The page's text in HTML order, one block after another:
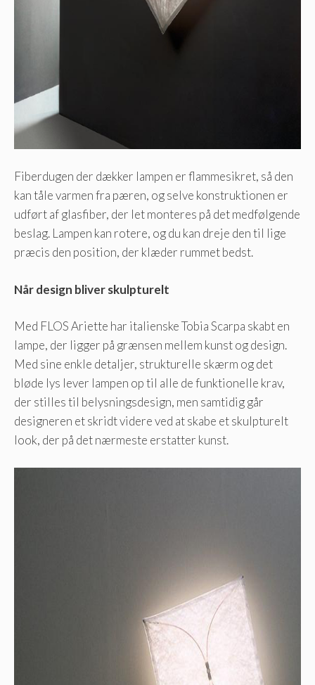
Fiberdugen der dækker lampen er flammesikret, så den
kan tåle varmen fra pæren, og selve konstruktionen er
udført af glasfiber, der let monteres på det medfølgende
beslag. Lampen kan rotere, og du kan dreje den til lige
præcis den position, der klæder rummet bedst.
Når design bliverskulpturelt
Med FLOS Ariette har italienske Tobia Scarpa skabt en
lampe, der ligger på grænsen mellem kunst og design.
Med sine enkle detaljer, strukturelle skærm og det
bløde lys lever lampen op til alle de funktionelle krav,
der stilles til belysningsdesign, men samtidig går
designeren et skridt videre ved at skabe et skulpturelt
look, der på det nærmeste erstatter kunst.